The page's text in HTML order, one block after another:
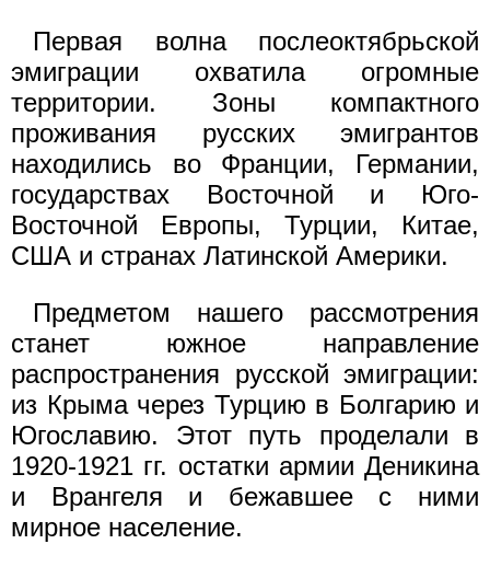
Первая волна послеоктябрьской
эмиграции охватила огромные
территории. Зоны компактного
проживания русских эмигрантов
находились во Франции, Германии,
государствах Восточной и Юго-
Восточной Европы, Турции, Китае,
США и странах Латинской Америки.
Предметом нашего рассмотрения
станет южное направление
распространения русской эмиграции:
из Крыма через Турцию в Болгарию и
Югославию. Этот путь проделали в
1920-1921 гг. остатки армии Деникина
и Врангеля и бежавшее с ними
мирное население.